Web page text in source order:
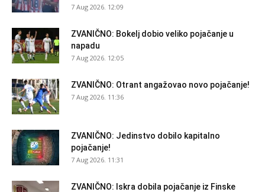
7 Aug 2026. 12:09
ZVANIČNO: Bokelj dobio veliko pojačanje u
napadu
7 Aug 2026. 12:05
ZVANIČNO: Otrant angažovao novo pojačanje!
7 Aug 2026. 11:36
ZVANIČNO: Jedinstvo dobilo kapitalno
pojačanje!
7 Aug 2026. 11:31
ZVANIČNO: Iskra dobila pojačanje iz Finske